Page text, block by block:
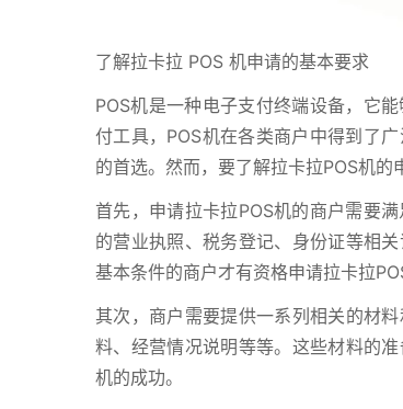
了解拉卡拉 POS 机申请的基本要求
POS机是一种电子支付终端设备，它
付工具，POS机在各类商户中得到了
的首选。然而，要了解拉卡拉POS机的
首先，申请拉卡拉POS机的商户需要
的营业执照、税务登记、身份证等相
基本条件的商户才有资格申请拉卡拉
其次，商户需要提供一系列相关的材
料、经营情况说明等等。这些材料的
机的成功。